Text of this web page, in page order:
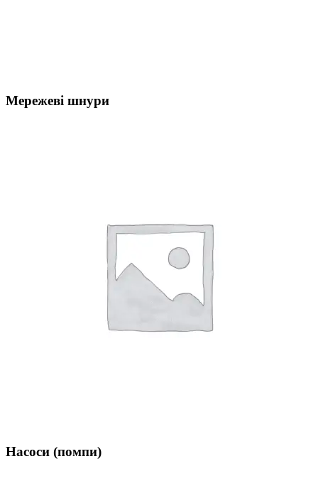
Мережеві шнури
Насоси (помпи)